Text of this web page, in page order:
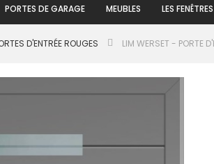
PORTES DE GARAGE MEUBLES LES FENÊTRES
D'ENTRÉE ROUGES LIM WERSET - PORTE